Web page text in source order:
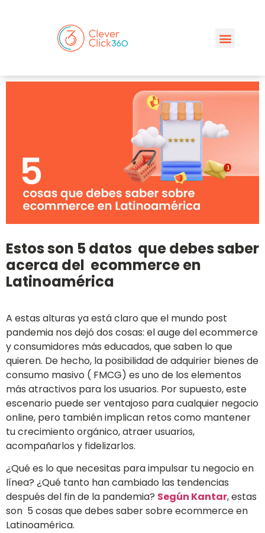
Estos son 5 datos que debes saber
acerca del ecommerce en
Latinoamérica
A estas alturas ya está claro que el mundo post
pandemia nos dejó dos cosas: el auge del ecommerce
y consumidores más educados, que saben lo que
quieren. De hecho, la posibilidad de adquirier bienes de
consumo masivo ( FMCG) es uno de los elementos
más atractivos para los usuarios. Por supuesto, este
escenario puede ser ventajoso para cualquier negocio
online, pero también implican retos como mantener
tu crecimiento orgánico, atraer usuarios,
acompañarlos y fidelizarlos.
¿Qué es lo que necesitas para impulsar tu negocio en
línea? ¿Qué tanto han cambiado las tendencias
después del fin de la pandemia? Según Kantar, estas
son 5 cosas que debes saber sobre ecommerce en
Latinoamérica.